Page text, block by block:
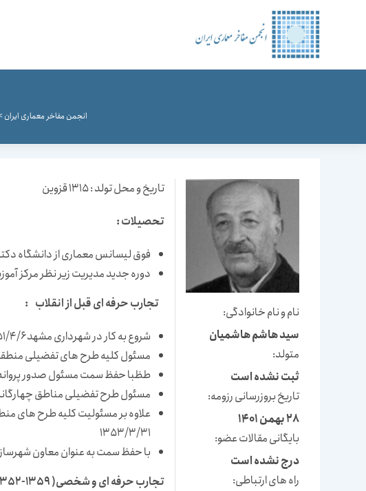
انجمن مفاخر معماری ایران
نام و نام خانوادگی:
سید هاشم هاشمیان
متولد:
ثبت نشده است
تاریخ بروزرسانی رزومه:
28 بهمن 1401
بایگانی مقالات عضو:
درج نشده است
راه های ارتباطی:
تاریخ و محل تولد : 1315 قزوین
تحصیلات :
فوق لیسانس معماری از دانشگاه
دوره جدید مدیریت زیر نظر مرکز
تجارب حرفه ای قبل از انقلاب :
شروع به کار در شهرداری مشهد1351/4/6 تا 1355/10/27
مسئول کلیه طرح های تفضیلی منطقه
طظبا حفظ سمت مسئول صدور پروانه
مسئول طرح تفضیلی مناطق چهارگانه شهر
علاوه بر مسئولیت کلیه طرح های
1353/3/31
با حفظ سمت به عنوان معاون شهرسازی
تجارب حرفه ای و شخصی( 1359-1352 ):